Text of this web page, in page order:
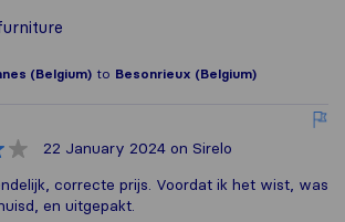
(Belgium) to Besonrieux (Belgium)
22 January 2024 on Sirelo
correcte prijs. Voordat ik het wist, was
en uitgepakt.